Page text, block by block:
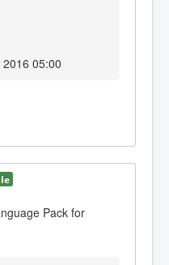
05:00
Pack for